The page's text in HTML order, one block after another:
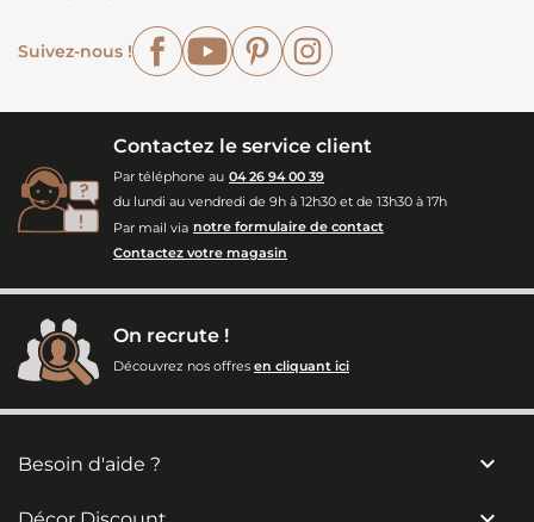
Suivez-nous !
FacebookYouTubePinterest
Contactez le service client
Par téléphone au 04 26 94 00 39
du lundi au vendredi de 9h à 12h30 et de 13h30 à 17h
Par mail via notre formulaire de contact
Contactez votre magasin
On recrute !
Découvrez nos offres en cliquant ici
Besoin d'aide ? 